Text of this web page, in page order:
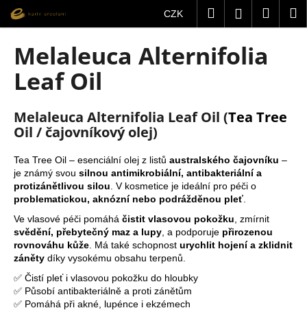
obsah
CZK HledatPřihlášení
Melaleuca Alternifolia
Leaf Oil
Melaleuca Alternifolia Leaf Oil (Tea Tree
Oil / čajovníkový olej)
Tea Tree Oil – esenciální olej z listů australského čajovníku –
je známý svou silnou antimikrobiální, antibakteriální a
protizánětlivou silou . V kosmetice je ideální pro péči o
problematickou, aknózní nebo podrážděnou pleť
Ve vlasové péči pomáhá čistit vlasovou pokožku , zmírnit
svědění, přebytečný maz a lupy , a podporuje přirozenou
rovnováhu kůže . Má také schopnost urychlit hojení a zklidnit
záněty díky vysokému obsahu terpenů.
✅ Čistí pleť i vlasovou pokožku do hloubky
✅ Působí antibakteriálně a proti zánětům
✅ Pomáhá při akné, lupénce i ekzémech
o
C
o
p
o
ř
e
b
u
j
e
t
e
n